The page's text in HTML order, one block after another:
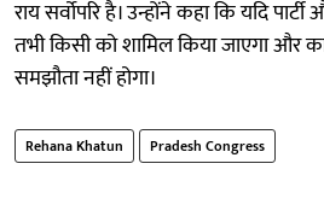
राय सर्वोपरि है। उन्होंने कहा कि यदि
तभी किसी को शामिल किया जाएगा और
समझौता नहीं होगा।
Rehana Khatun Pradesh Congress